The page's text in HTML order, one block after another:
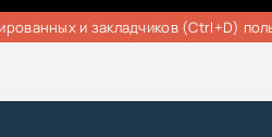
и закладчиков (Ctrl+D)